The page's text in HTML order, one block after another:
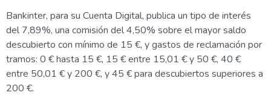
Bankinter, para su Cuenta Digital, publica un tipo de interés
del 7,89%, una comisión del 4,50% sobre el mayor saldo
descubierto con mínimo de 15 €, y gastos de reclamación por
tramos: 0 € hasta 15 €, 15 € entre 15,01 € y 50 €, 40 €
entre 50,01 € y 200 €, y 45 € para descubiertos superiores a
200 €.